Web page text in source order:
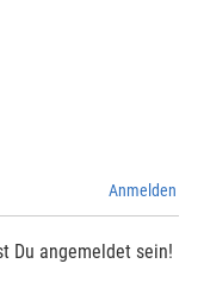
Anmelden
Du angemeldet sein!